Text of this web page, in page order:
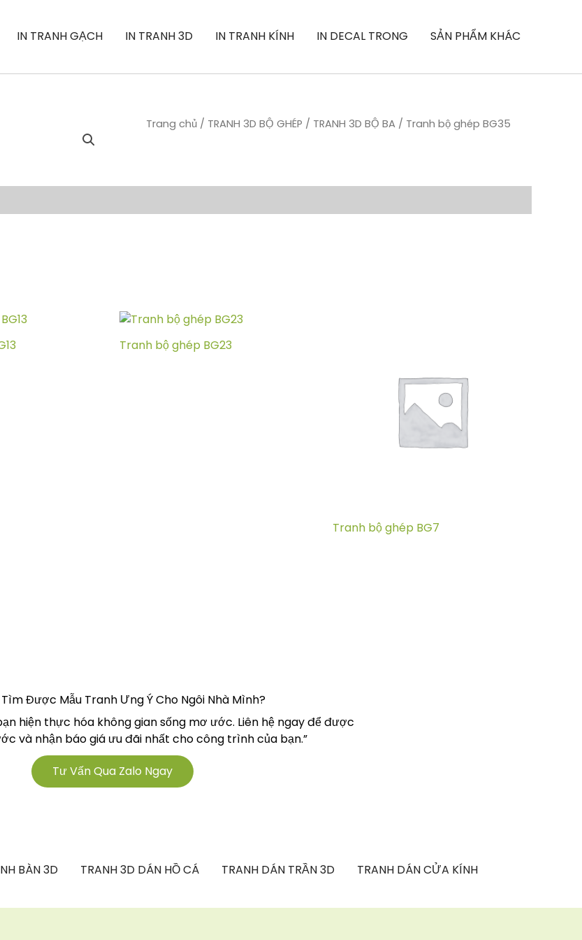
IN TRANH GẠCH IN TRANH 3D IN TRANH KÍNH IN DECAL TRONG SẢN PHẨM KHÁC
Trang chủ / TRANH 3D BỘ GHÉP / TRANH 3D BỘ BA / Tranh bộ ghép BG35
Tranh bộ ghép BG23
Tranh bộ ghép BG7
Được Mẫu Tranh Ưng Ý Cho Ngôi Nhà Mình?
hiện thực hóa không gian sống mơ ước. Liên hệ ngay để được
và nhận báo giá ưu đãi nhất cho công trình của bạn.”
Tư Vấn Qua Zalo Ngay
BÀN 3D TRANH 3D DÁN HỒ CÁ TRANH DÁN TRẦN 3D TRANH DÁN CỬA KÍNH